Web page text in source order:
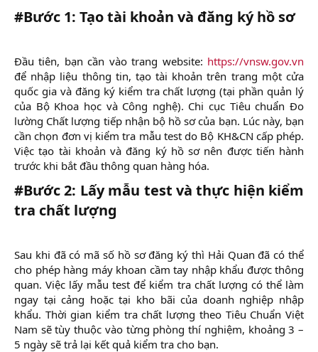
#Bước 1: Tạo tài khoản và đăng ký hồ sơ
Đầu tiên, bạn cần vào trang website: https://vnsw.gov.vn
để nhập liệu thông tin, tạo tài khoản trên trang một cửa
quốc gia và đăng ký kiểm tra chất lượng (tại phần quản lý
của Bộ Khoa học và Công nghệ). Chi cục Tiêu chuẩn Đo
lường Chất lượng tiếp nhận bộ hồ sơ của bạn. Lúc này, bạn
cần chọn đơn vị kiểm tra mẫu test do Bộ KH&CN cấp phép.
Việc tạo tài khoản và đăng ký hồ sơ nên được tiến hành
trước khi bắt đầu thông quan hàng hóa.​
#Bước 2: Lấy mẫu test và thực hiện kiểm
tra chất lượng
Sau khi đã có mã số hồ sơ đăng ký thì Hải Quan đã có thể
cho phép hàng máy khoan cầm tay nhập khẩu được thông
quan. Việc lấy mẫu test để kiểm tra chất lượng có thể làm
ngay tại cảng hoặc tại kho bãi của doanh nghiệp nhập
khẩu. Thời gian kiểm tra chất lượng theo Tiêu Chuẩn Việt
Nam sẽ tùy thuộc vào từng phòng thí nghiệm, khoảng 3 –
5 ngày sẽ trả lại kết quả kiểm tra cho bạn.​